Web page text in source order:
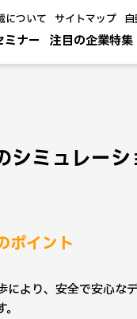
ミナー 注目の企業特集
について サイトマップ
シミュレー
ポイント
より、安全で安心な